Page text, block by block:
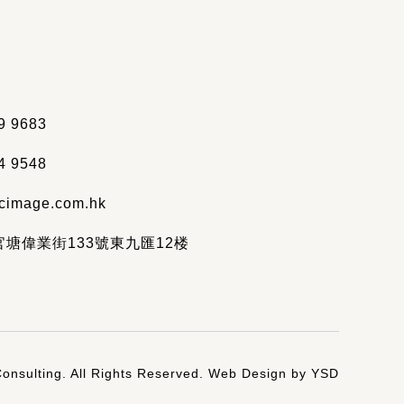
9683
9548
塘偉業街133號東九匯12楼
All Rights Reserved. Web Design by YSD